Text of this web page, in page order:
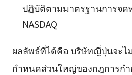
ปฏิบัติตามมาตรฐานการจด
NASDAQ
ผลลัพธ์ที่ได้คือ บริษัทญี่ปุ่นจะ
กำหนดส่วนใหญ่ของกฎการก